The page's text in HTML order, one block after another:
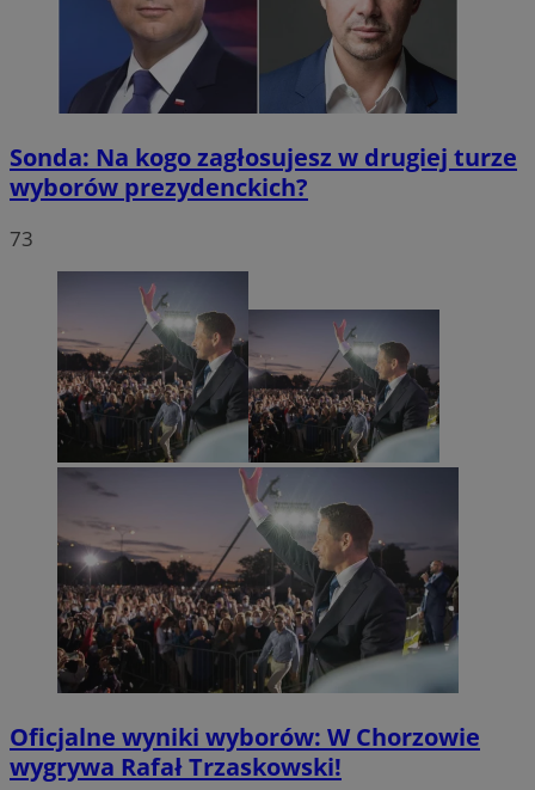
Sonda: Na kogo zagłosujesz w drugiej turze
wyborów prezydenckich?
73
Oficjalne wyniki wyborów: W Chorzowie
wygrywa Rafał Trzaskowski!